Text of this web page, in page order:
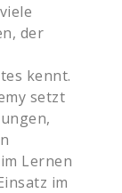
der
kennt.
setzt
Lernen
im